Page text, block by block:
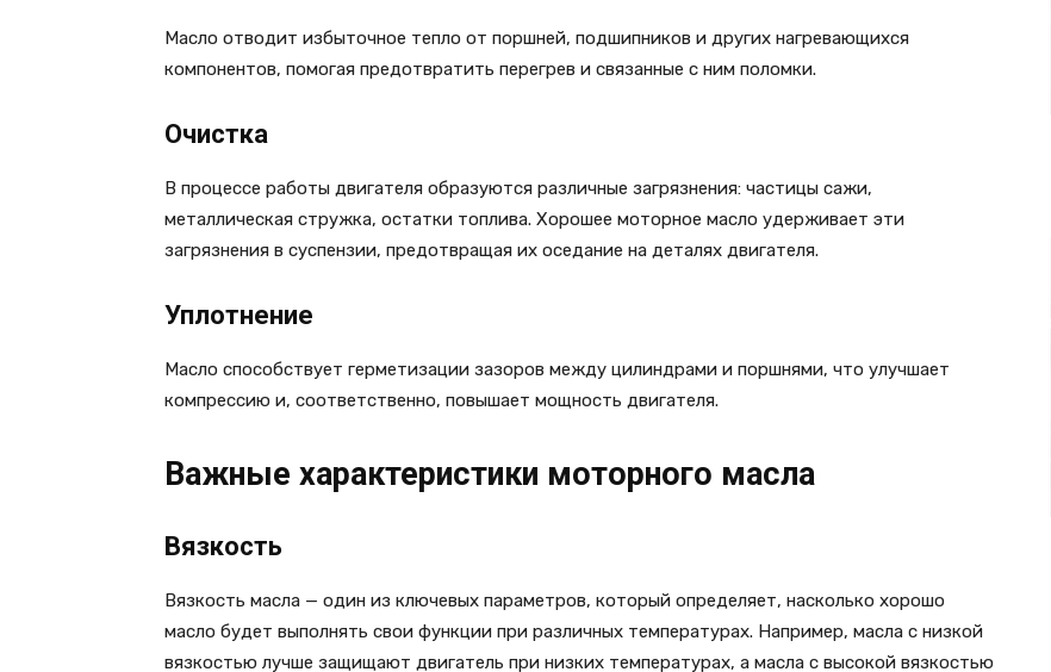
Масло отводит избыточное тепло от поршней, подшипников и других нагревающихся
компонентов, помогая предотвратить перегрев и связанные с ним поломки.
Очистка
В процессе работы двигателя образуются различные загрязнения: частицы сажи,
металлическая стружка, остатки топлива. Хорошее моторное масло удерживает эти
загрязнения в суспензии, предотвращая их оседание на деталях двигателя.
Уплотнение
Масло способствует герметизации зазоров между цилиндрами и поршнями, что улучшает
компрессию и, соответственно, повышает мощность двигателя.
Важные характеристики моторного масла
Вязкость
Вязкость масла — один из ключевых параметров, который определяет, насколько хорошо
масло будет выполнять свои функции при различных температурах. Например, масла с низкой
вязкостью лучше защищают двигатель при низких температурах, а масла с высокой вязкостью